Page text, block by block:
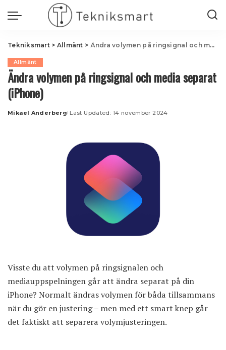
Tekniksmart> Allmänt > Ändra volymen på ringsignal och media separat (iPhone)
Allmänt
Ändra volymen på ringsignal och media separat
(iPhone)
Posted
Mikael Anderberg Last Updated: 14 november 2024
Visste du att volymen på ringsignalen och
mediauppspelningen går att ändra separat på din
iPhone? Normalt ändras volymen för båda tillsammans
när du gör en justering – men med ett smart knep går
det faktiskt att separera volymjusteringen.